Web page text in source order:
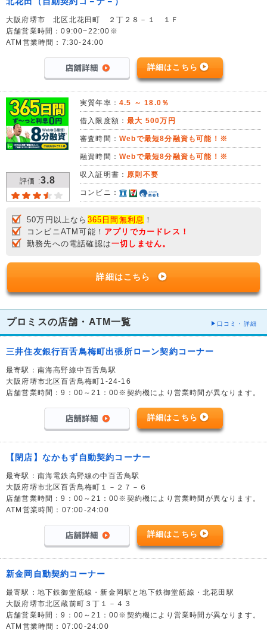
大阪府堺市 北区北花田町 ２丁２８－１ １Ｆ
店舗営業時間：09:00~22:00※
ATM営業時間：7:30-24:00
詳細はこちら
評価 :3.8
実質年率： 4.5 ～ 18.0％
借入限度額：最大 500万円
審査時間： Webで最短8分融資も可能！※
融資時間： Webで最短8分融資も可能！※
収入証明書： 原則不要
コンビニ：
50万円以上なら 365日間無利息 ！
コンビニATM可能！ アプリでカードレス！
勤務先への電話確認は一切しません。
詳細はこちら
プロミスの店舗・ATM一覧 口コミ・詳細
三井住友銀行百舌鳥梅町出張所ローン契約コーナー
最寄駅：南海高野線中百舌鳥駅
大阪府堺市北区百舌鳥梅町1-24-16
店舗営業時間：9：00～21：00※契約機により営業時間が異なります。
詳細はこちら
【閉店】なかもず自動契約コーナー
最寄駅：南海電鉄高野線の中百舌鳥駅
大阪府堺市北区百舌鳥梅町１－２７－６
店舗営業時間：9：00～21：00※契約機により営業時間が異なります。
ATM営業時間：07:00-24:00
詳細はこちら
新金岡自動契約コーナー
最寄駅：地下鉄御堂筋線・新金岡駅と地下鉄御堂筋線・北花田駅
大阪府堺市北区蔵前町３丁１－４３
店舗営業時間：9：00～21：00※契約機により営業時間が異なります。
ATM営業時間：07:00-24:00